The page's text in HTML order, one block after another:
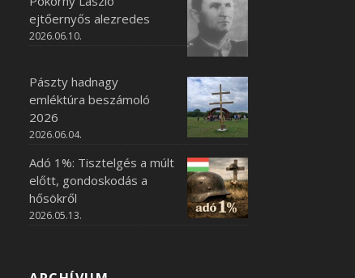
ejtőernyős alezredes
2026.06.10.
Pászty hadnagy
emléktúra beszámoló
2026
2026.06.04.
Adó 1%: Tisztelgés a múlt
előtt, gondoskodás a
hősökről
2026.05.13.